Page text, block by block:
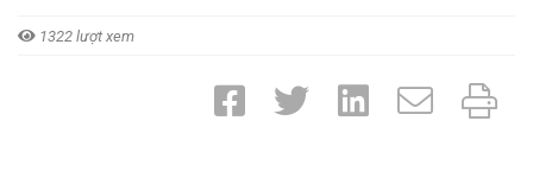
1322 lượt xem